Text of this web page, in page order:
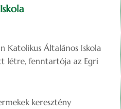
Iskola
Katolikus Általános Iskola
létre, fenntartója az Egri
keresztény